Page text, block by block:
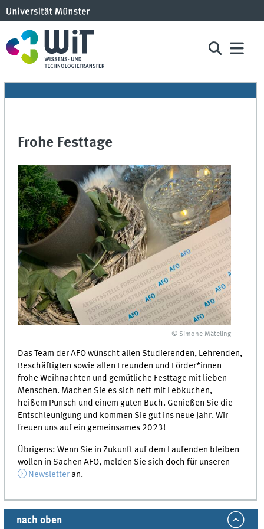
Frohe Festtage
© Simone Mäteling
Das Team der AFO wünscht allen Studierenden, Lehrenden,
Beschäftigten sowie allen Freunden und Förder*innen
frohe Weihnachten und gemütliche Festtage mit lieben
Menschen. Machen Sie es sich nett mit Lebkuchen,
heißem Punsch und einem guten Buch. Genießen Sie die
Entschleunigung und kommen Sie gut ins neue Jahr. Wir
freuen uns auf ein gemeinsames 2023!
Übrigens: Wenn Sie in Zukunft auf dem Laufenden bleiben
wollen in Sachen AFO, melden Sie sich doch für unseren
Newsletter an.
nach oben